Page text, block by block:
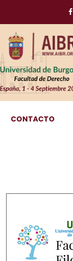
CONTACTO